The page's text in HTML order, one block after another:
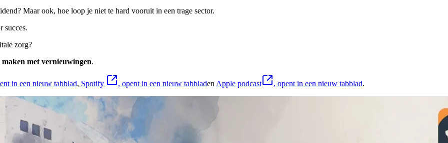
Maar ook, hoe loop je niet te hard vooruit in een trage sector.
succes.
zorg?
maken met vernieuwingen.
in een nieuw tabblad, Spotify , opent in een nieuw tabbladen Apple podcast , opent in een nieuw tabblad.